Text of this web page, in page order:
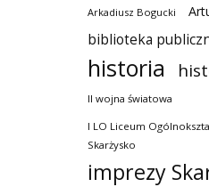
Arkadiusz Bogucki
biblioteka
historia
II wojna światowa
I LO Liceum
Skarżysko
imprezy